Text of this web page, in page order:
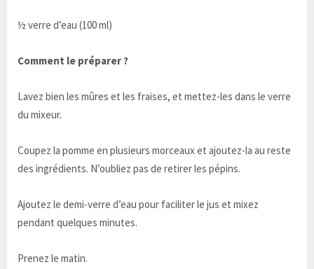
½ verre d’eau (100 ml)
Comment le préparer ?
Lavez bien les mûres et les fraises, et mettez-les dans le verre
du mixeur.
Coupez la pomme en plusieurs morceaux et ajoutez-la au reste
des ingrédients. N’oubliez pas de retirer les pépins.
Ajoutez le demi-verre d’eau pour faciliter le jus et mixez
pendant quelques minutes.
Prenez le matin.